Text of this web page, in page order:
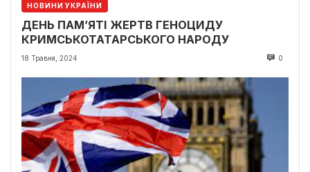
НОВИНИ УКРАЇНИ
ДЕНЬ ПАМ’ЯТІ ЖЕРТВ ГЕНОЦИДУ
КРИМСЬКОТАТАРСЬКОГО НАРОДУ
18 Травня, 2024 0